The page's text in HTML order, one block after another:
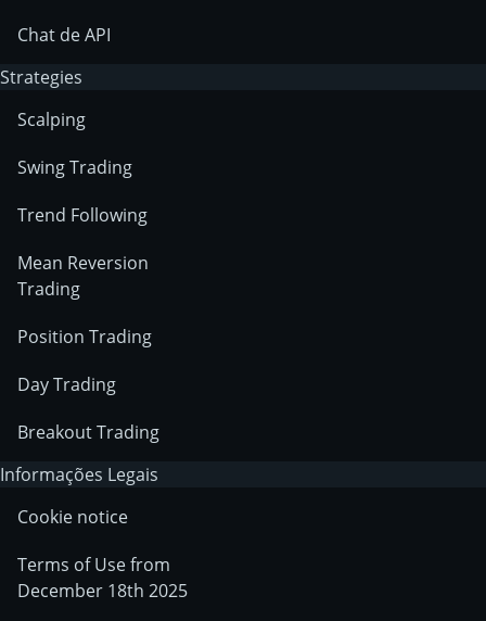
Chat de API
Strategies
Scalping
Swing Trading
Trend Following
Mean Reversion
Trading
Position Trading
Day Trading
Breakout Trading
Informações Legais
Cookie notice
Terms of Use from
December 18th 2025